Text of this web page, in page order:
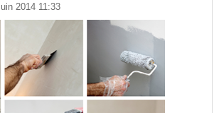
2014 11:33